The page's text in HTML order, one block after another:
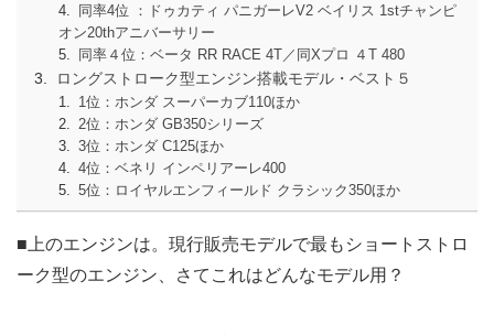
同率4位 ：ドゥカティ パニガーレV2 ベイリス 1stチャンピ
オン20thアニバーサリー
同率４位：ベータ RR RACE 4T／同Xプロ ４T 480
ロングストローク型エンジン搭載モデル・ベスト５
1位：ホンダ スーパーカブ110ほか
2位：ホンダ GB350シリーズ
3位：ホンダ C125ほか
4位：ベネリ インペリアーレ400
5位：ロイヤルエンフィールド クラシック350ほか
■上のエンジンは。現行販売モデルで最もショートストロ
ーク型のエンジン、さてこれはどんなモデル用？